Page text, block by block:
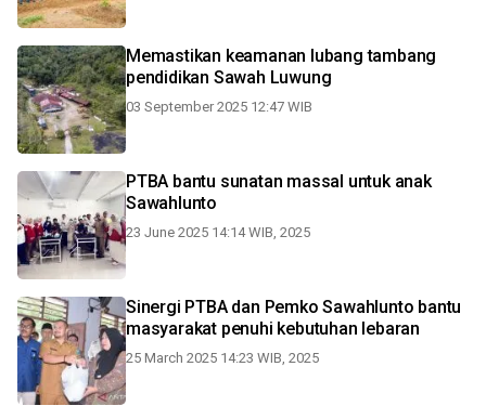
Memastikan keamanan lubang tambang
pendidikan Sawah Luwung
03 September 2025 12:47 WIB
PTBA bantu sunatan massal untuk anak
Sawahlunto
23 June 2025 14:14 WIB, 2025
Sinergi PTBA dan Pemko Sawahlunto bantu
masyarakat penuhi kebutuhan lebaran
25 March 2025 14:23 WIB, 2025